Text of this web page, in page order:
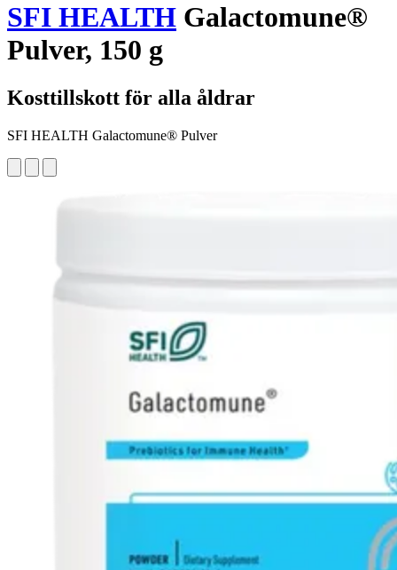
SFI HEALTH Galactomune®
Pulver, 150 g
Kosttillskott för alla åldrar
SFI HEALTH Galactomune® Pulver